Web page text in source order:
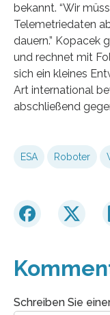
bekannt. “Wir
Telemetriedaten
dauern.” Kopacek
und rechnet mit
sich ein kleines
Art international
abschließend
ESA Roboter
Schreiben Sie